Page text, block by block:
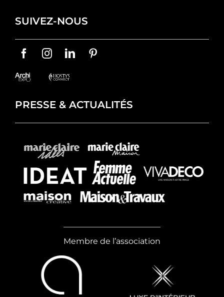
SUIVEZ-NOUS
PRESSE & ACTUALITÉS
Membre de l’association